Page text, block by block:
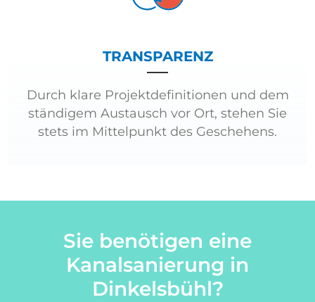
TRANSPARENZ
Durch klare Projektdefinitionen und dem
ständigem Austausch vor Ort, stehen Sie
stets im Mittelpunkt des Geschehens.
Sie benötigen eine
Kanalsanierung in
Dinkelsbühl?